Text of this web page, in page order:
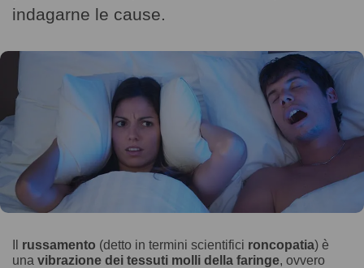
indagarne le cause.
russamento (detto in termini scientifici roncopatia) è
una vibrazione dei tessuti molli della faringe, ovvero